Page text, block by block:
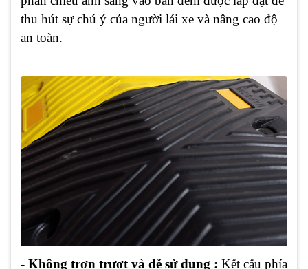
thu hút sự chú ý của người lái xe và nâng cao độ
an toàn.
- Không trơn trượt và dễ sử dụng : Kết cấu phía